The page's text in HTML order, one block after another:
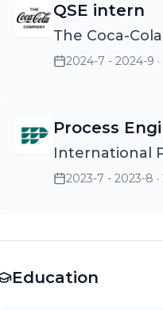
QSE intern
The Coca-
2024-7 - 2024-9
Process
International
2023-7 - 2023-8
Education